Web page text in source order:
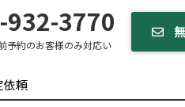
3770
予約のお客様のみ対応い
依頼